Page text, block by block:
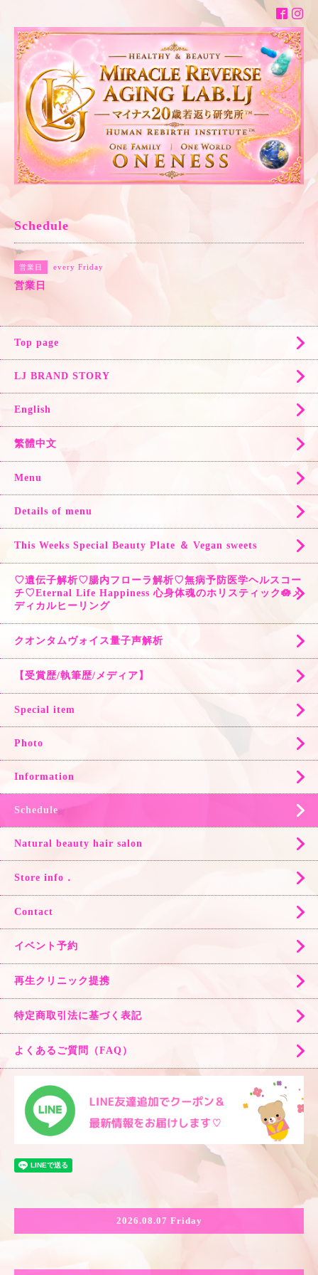
Schedule
営業日 every Friday
営業日
Top page
LJ BRAND STORY
English
繁體中文
Menu
Details of menu
This Weeks Special Beauty Plate ＆ Vegan sweets
♡遺伝子解析♡腸内フローラ解析♡無病予防医学ヘルスコー
チ♡Eternal Life Happiness 心身体魂のホリスティック🪷メ
ディカルヒーリング
クオンタムヴォイス量子声解析
【受賞歴/執筆歴/メディア】
Special item
Photo
Information
Schedule
Natural beauty hair salon
Store info．
Contact
イベント予約
再生クリニック提携
特定商取引法に基づく表記
よくあるご質問（FAQ）
2026.08.07 Friday